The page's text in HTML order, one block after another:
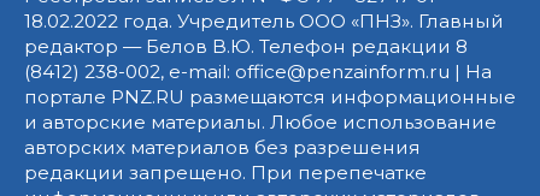
18.02.2022 года. Учредитель ООО «ПНЗ». Главный
редактор — Белов В.Ю. Телефон редакции 8
(8412) 238-002, e-mail: office@penzainform.ru | На
портале PNZ.RU размещаются информационные
и авторские материалы. Любое использование
авторских материалов без разрешения
редакции запрещено. При перепечатке